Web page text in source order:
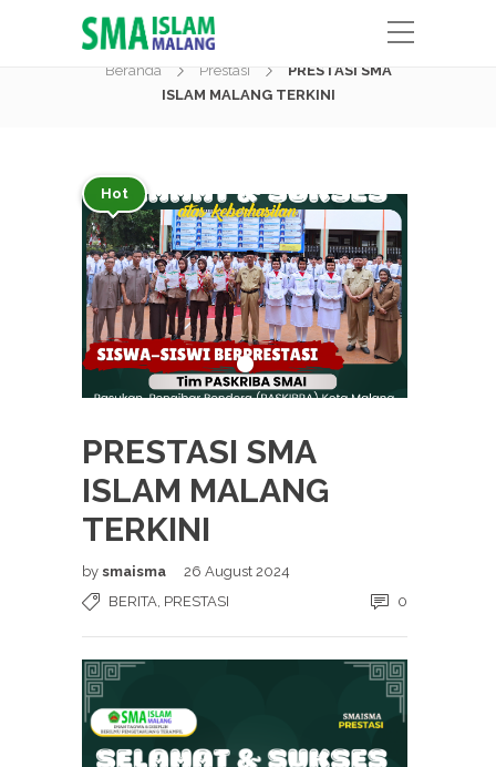
Beranda Prestasi
PRESTASI SMA
ISLAM MALANG TERKINI
Hot
PRESTASI SMA
ISLAM MALANG
TERKINI
by smaisma
26 August 2024
BERITA PRESTASI 0